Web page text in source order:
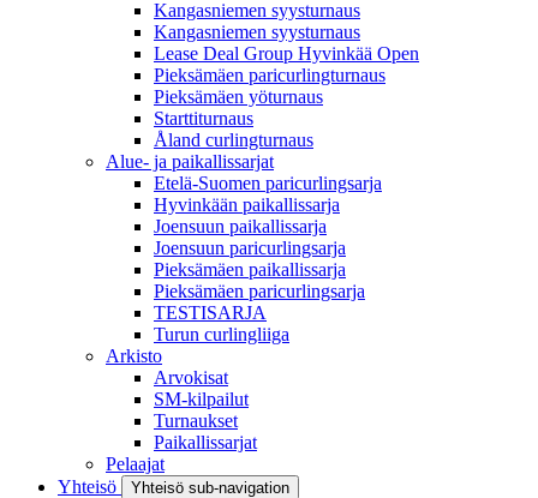
Kangasniemen syysturnaus
Kangasniemen syysturnaus
Lease Deal Group Hyvinkää Open
Pieksämäen paricurlingturnaus
Pieksämäen yöturnaus
Starttiturnaus
Åland curlingturnaus
Alue- ja paikallissarjat
Etelä-Suomen paricurlingsarja
Hyvinkään paikallissarja
Joensuun paikallissarja
Joensuun paricurlingsarja
Pieksämäen paikallissarja
Pieksämäen paricurlingsarja
TESTISARJA
Turun curlingliiga
Arkisto
Arvokisat
SM-kilpailut
Turnaukset
Paikallissarjat
Pelaajat
Yhteisö
Yhteisö sub-navigation